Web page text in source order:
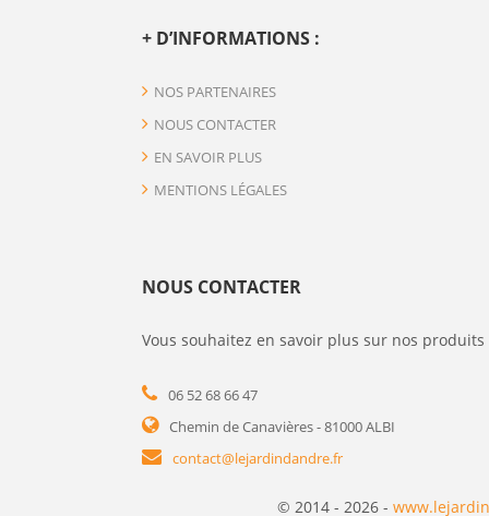
+ D’INFORMATIONS :
NOS PARTENAIRES
NOUS CONTACTER
EN SAVOIR PLUS
MENTIONS LÉGALES
NOUS CONTACTER
Vous souhaitez en savoir plus sur nos
06 52 68 66 47
Chemin de Canavières - 81000 ALBI
contact@lejardindandre.fr
© 2014 - 2026 -